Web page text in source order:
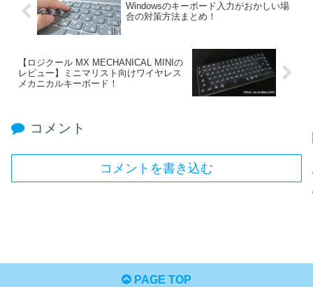
Windowsのキーボード入力がおかしい場
合の対策方法まとめ！
【ロジクール MX MECHANICAL MINIの
レビュー】ミニマリスト向けワイヤレス
メカニカルキーボード！
コメント
コメントを書き込む
PAGE TOP